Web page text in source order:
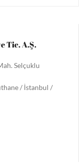
Tic. A.Ş.
Selçuklu
/ İstanbul /